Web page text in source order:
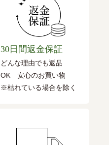
30日間返金保証
どんな理由でも返品
OK 安心のお買い物
※枯れている場合を除く